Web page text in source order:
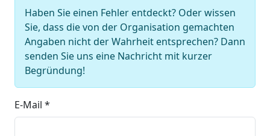
Haben Sie einen Fehler entdeckt? Oder wissen
Sie, dass die von der Organisation gemachten
Angaben nicht der Wahrheit entsprechen? Dann
senden Sie uns eine Nachricht mit kurzer
Begründung!
E-Mail *